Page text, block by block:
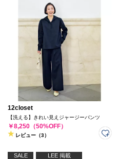
12closet
【洗える】きれい見えジャージーパンツ
￥8,250（50%OFF）
レビュー（3）
SALE LEE 掲載